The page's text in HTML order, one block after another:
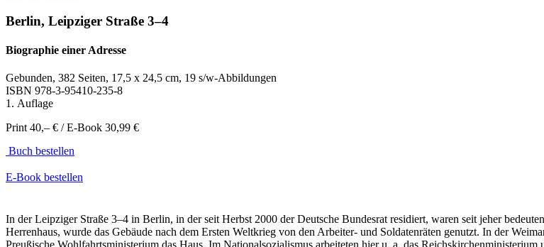
Berlin, Leipziger Straße 3–4
Biographie einer Adresse
Gebunden, 382 Seiten, 17,5 x 24,5 cm, 19 s/w-Abbildungen
ISBN 978-3-95410-235-8
1. Auflage
Print 40,– € / E-Book 30,99 €
Buch bestellen
E-Book bestellen
In der Leipziger Straße 3–4 in Berlin, in der seit Herbst 2000 der Deutsche Bundesrat residiert, waren seit jeher
Herrenhaus, wurde das Gebäude nach dem Ersten Weltkrieg von den Arbeiter- und Soldatenräten genutzt. In der